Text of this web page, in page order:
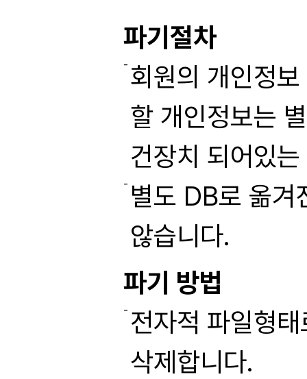
파기절차
회원의 개인정
할 개인정보는
건장치 되어있
별도 DB로 옮겨
않습니다.
파기 방법
전자적 파일형
삭제합니다.